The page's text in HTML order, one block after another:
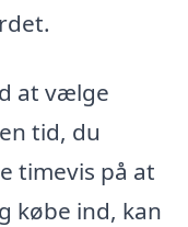
at vælge
tid, du
timevis på at
købe ind, kan